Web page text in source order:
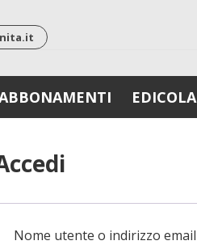
EDICOLA
Nome utente o indirizzo email